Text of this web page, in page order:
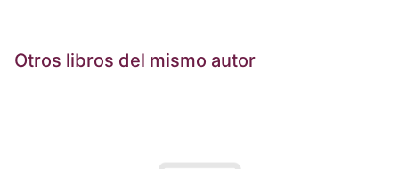
Otros libros del mismo autor